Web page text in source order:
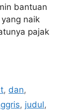
bantuan
naik
pajak
, dan,
, judul,